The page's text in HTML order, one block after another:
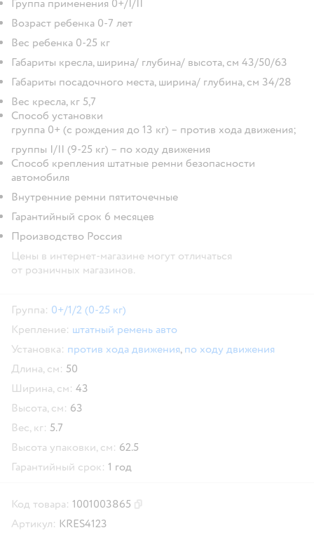
Группа применения 0+/I/II
Возраст ребенка 0-7 лет
Вес ребенка 0-25 кг
Габариты кресла, ширина/ глубина/ высота, см 43/50/63
Габариты посадочного места, ширина/ глубина, см 34/28
Вес кресла, кг 5,7
Способ установки
группа 0+ (с рождения до 13 кг) – против хода движения;
группы I/II (9-25 кг) – по ходу движения
Способ крепления штатные ремни безопасности
автомобиля
Внутренние ремни пятиточечные
Гарантийный срок 6 месяцев
Производство Россия
Цены в интернет-магазине могут отличаться
от розничных магазинов.
Группа: 0+/1/2 (0-25 кг)
Крепление: штатный ремень авто
Установка: против хода движения, по ходу движения
Длина, см: 50
Ширина, см: 43
Высота, см: 63
Вес, кг: 5.7
Высота упаковки, см: 62.5
Гарантийный срок: 1 год
Код товара: 1001003865
Артикул: KRES4123